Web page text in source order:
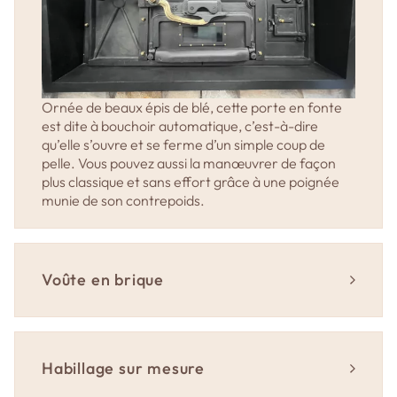
de 6 cm d’épaisseur.
L’isolation de la sole en vermiculite et en
panneau de laine de roche (8 cm + 2 cm).
Un foyer inférieur avec gueulard de Ø28 cm
avec une barre crochetée de manutention et
un couvercle d’assise.
1 oura de décharge du foyer.
2 ouras commandés en façade et leur
carneau de raccordement.
1 système de buée avec 2 réservoirs d’eau en
cuivre et leurs piédroits en acier de 20 kg
Le coulis d’assemblage (poudre d’argile).
La notice de pose et d’utilisation.
1 brosse en laiton double (3,50 m).
Ornée de beaux épis de blé, cette porte en fonte
est dite à bouchoir automatique, c’est-à-dire
qu’elle s’ouvre et se ferme d’un simple coup de
pelle. Vous pouvez aussi la manœuvrer de façon
plus classique et sans effort grâce à une poignée
munie de son contrepoids.
Voûte en brique
Habillage sur mesure